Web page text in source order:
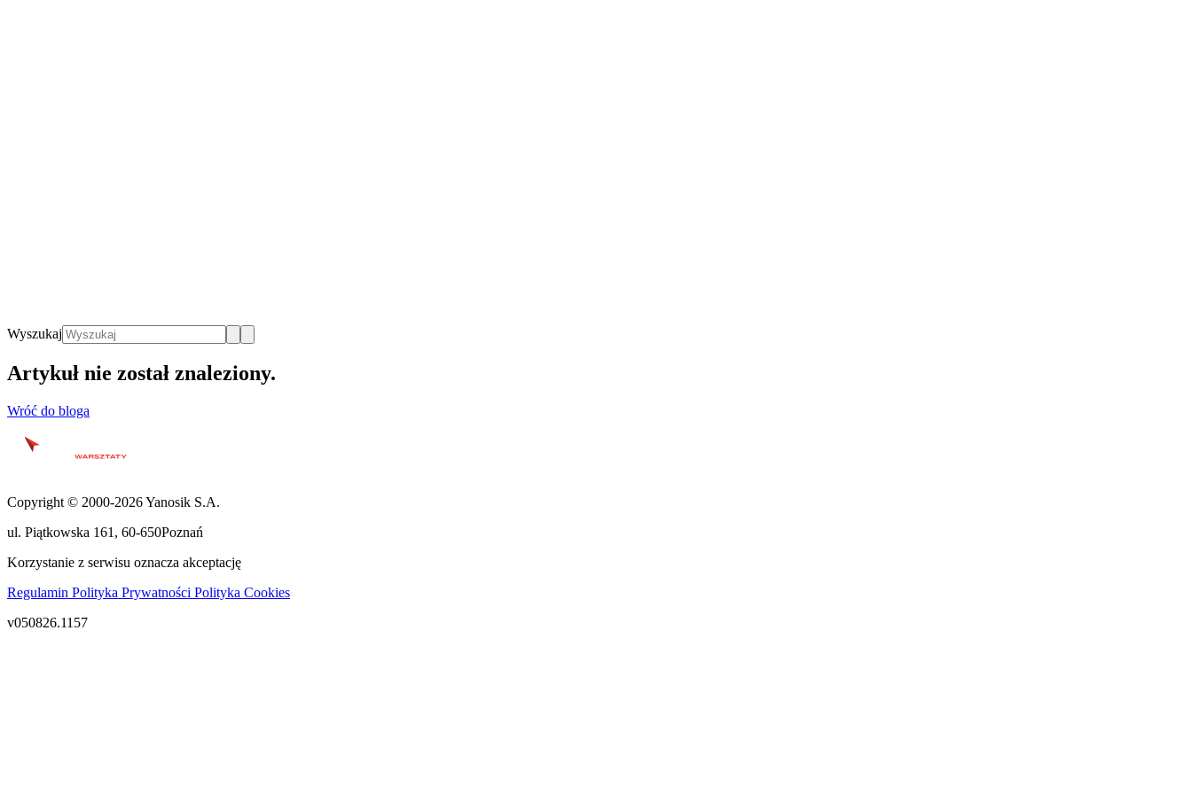
Wyszukaj
Artykuł nie został znaleziony.
Wróć do bloga
Copyright © 2000-2026 Yanosik S.A.
ul. Piątkowska 161 , 60-650Poznań
Korzystanie z serwisu oznacza akceptację
Regulamin Polityka Prywatności Polityka Cookies
v050826.1157